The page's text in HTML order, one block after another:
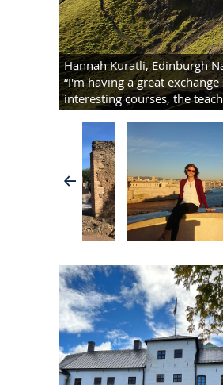
Hannah Kuratli, Edinburgh
“I'm having a great
interesting courses, the